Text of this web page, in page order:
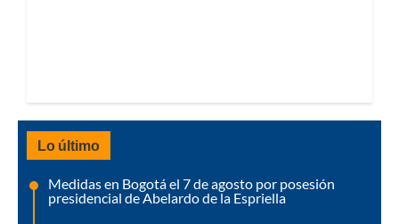
Lo último
Medidas en Bogotá el 7 de agosto por posesión
presidencial de Abelardo de la Espriella